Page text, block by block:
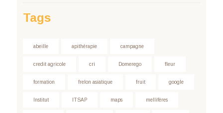
Tags
abeille apithérapie campagne
credit agricole cri Domerego fleur
formation frelon asiatique fruit google
Institut ITSAP maps mellifères